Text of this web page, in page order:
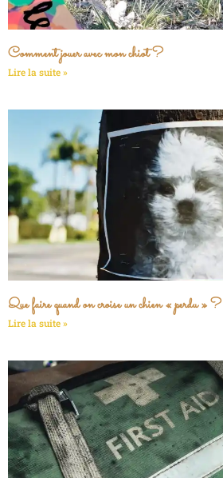
Comment jouer avec mon chiot ?
Lire la suite »
Que faire quand on croise un chien « perdu » ?
Lire la suite »